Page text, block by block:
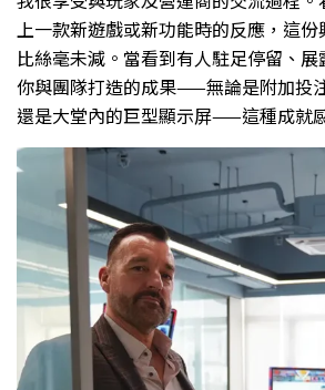
上一款新遊戲或新功能時的反應，這
比絲毫未減。當看到有人駐足停留、
你與團隊打造的成果——無論是附加投
還是大堂內的巨型顯示屏——這種成就